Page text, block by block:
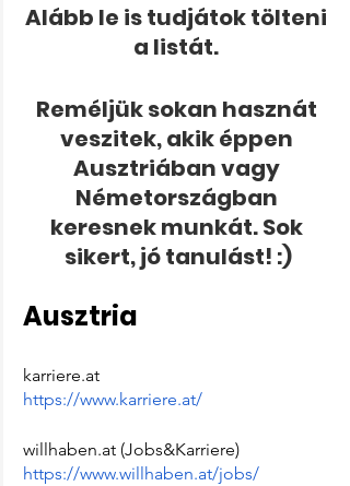
Alább le is tudjátok tölteni
a listát.
Reméljük sokan hasznát
veszitek, akik éppen
Ausztriában vagy
Németországban
keresnek munkát. Sok
sikert, jó tanulást! :)
Ausztria
karriere.at
https://www.karriere.at/
willhaben.at (Jobs&Karriere)
https://www.willhaben.at/jobs/